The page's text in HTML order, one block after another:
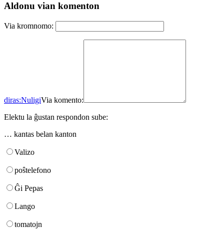
Aldonu vian komenton
Via kromnomo:
diras:NuligiVia komento:
Elektu la ĝustan respondon sube:
… kantas belan kanton
Valizo
poŝtelefono
Ĝi Pepas
Lango
tomatojn